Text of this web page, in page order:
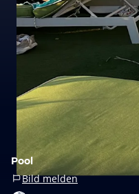
Pool
Bild melden